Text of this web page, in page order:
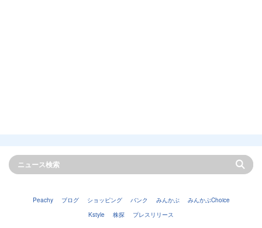
Peachy ブログ ショッピング バンク みんかぶ
みんかぶChoice
Kstyle
株探 プレスリリース